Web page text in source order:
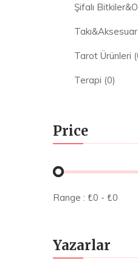
Şifalı
Takı&Aksesuar
Tarot Ürünleri
Terapi (0)
Price
Range : ₺0 - ₺0
Yazarlar